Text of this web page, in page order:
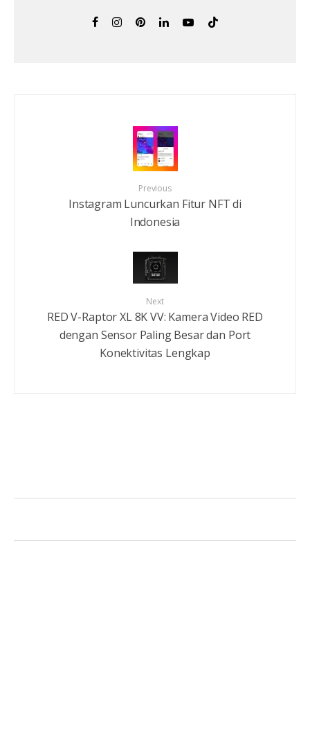
Previous
Instagram Luncurkan Fitur NFT di
Indonesia
Next
RED V-Raptor XL 8K VV: Kamera Video RED
dengan Sensor Paling Besar dan Port
Konektivitas Lengkap